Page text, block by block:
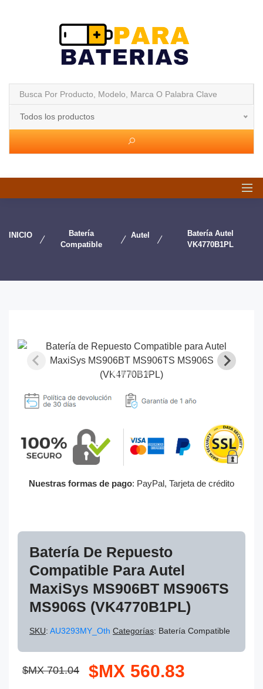
Todos los productos
INICIO
Batería
Compatible
Autel
Batería Autel
VK4770B1PL
Nuestras formas de pago: PayPal, Tarjeta de crédito
Batería De Repuesto
Compatible Para Autel
MaxiSys MS906BT MS906TS
MS906S (VK4770B1PL)
SKU: AU3293MY_Oth Categorías: Batería Compatible
$MX 701.04 $MX 560.83